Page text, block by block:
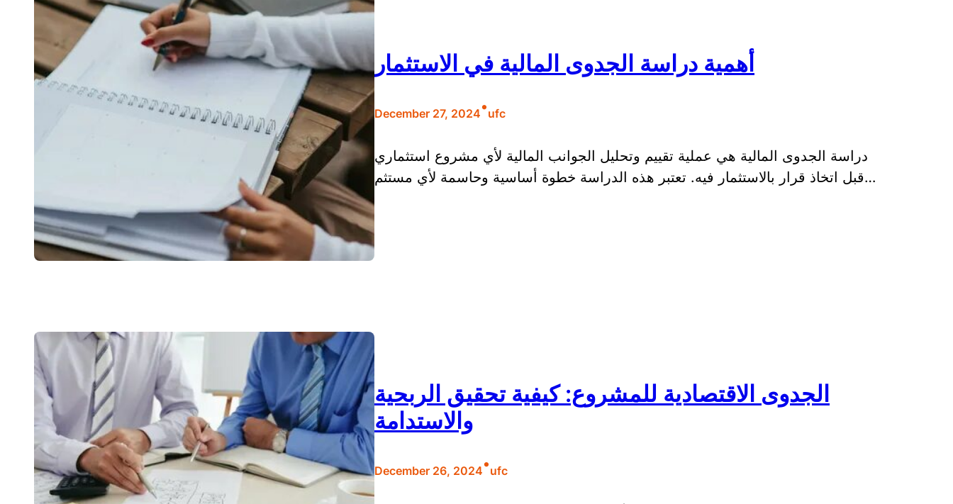
أهمية دراسة الجدوى المالية في الاستثمار
December 27, 2024•ufc
دراسة الجدوى المالية هي عملية تقييم وتحليل الجوانب المالية لأي مشروع استثماري
قبل اتخاذ قرار بالاستثمار فيه. تعتبر هذه الدراسة خطوة أساسية وحاسمة لأي مستثم…
الجدوى الاقتصادية للمشروع: كيفية تحقيق الربحية
والاستدامة
December 26, 2024•ufc